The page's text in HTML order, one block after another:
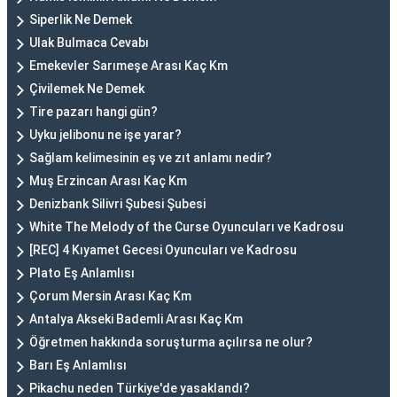
Siperlik Ne Demek
Ulak Bulmaca Cevabı
Emekevler Sarımeşe Arası Kaç Km
Çivilemek Ne Demek
Tire pazarı hangi gün?
Uyku jelibonu ne işe yarar?
Sağlam kelimesinin eş ve zıt anlamı nedir?
Muş Erzincan Arası Kaç Km
Denizbank Silivri Şubesi Şubesi
White The Melody of the Curse Oyuncuları ve Kadrosu
[REC] 4 Kıyamet Gecesi Oyuncuları ve Kadrosu
Plato Eş Anlamlısı
Çorum Mersin Arası Kaç Km
Antalya Akseki Bademli Arası Kaç Km
Öğretmen hakkında soruşturma açılırsa ne olur?
Barı Eş Anlamlısı
Pikachu neden Türkiye'de yasaklandı?